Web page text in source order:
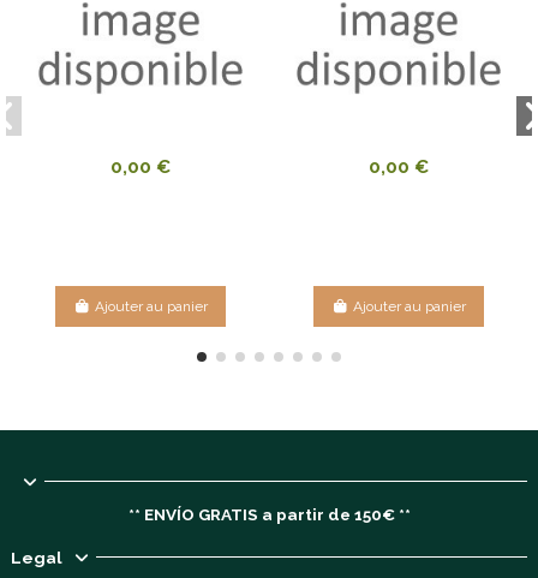
0,00 €
Ajouter au panier
0,00 €
Ajouter au panier
** ENVÍO GRATIS a partir de 150€ **
Legal